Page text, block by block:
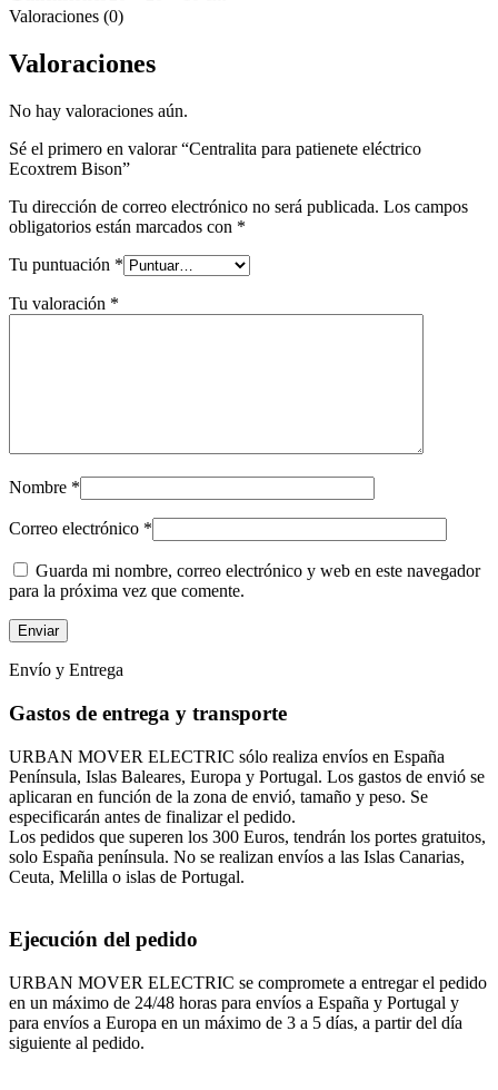
Valoraciones (0)
Valoraciones
No hay valoraciones aún.
Sé el primero en valorar “Centralita para patienete eléctrico
Ecoxtrem Bison”
Tu dirección de correo electrónico no será publicada. Los campos
obligatorios están marcados con *
Tu puntuación *
Tu valoración *
Nombre *
Correo electrónico *
Guarda mi nombre, correo electrónico y web en este navegador
para la próxima vez que comente.
Envío y Entrega
Gastos de entrega y transporte
URBAN MOVER ELECTRIC sólo realiza envíos en España
Península, Islas Baleares, Europa y Portugal. Los gastos de envió se
aplicaran en función de la zona de envió, tamaño y peso. Se
especificarán antes de finalizar el pedido.
Los pedidos que superen los 300 Euros, tendrán los portes gratuitos,
solo España península. No se realizan envíos a las Islas Canarias,
Ceuta, Melilla o islas de Portugal.
Ejecución del pedido
URBAN MOVER ELECTRIC se compromete a entregar el pedido
en un máximo de 24/48 horas para envíos a España y Portugal y
para envíos a Europa en un máximo de 3 a 5 días, a partir del día
siguiente al pedido.